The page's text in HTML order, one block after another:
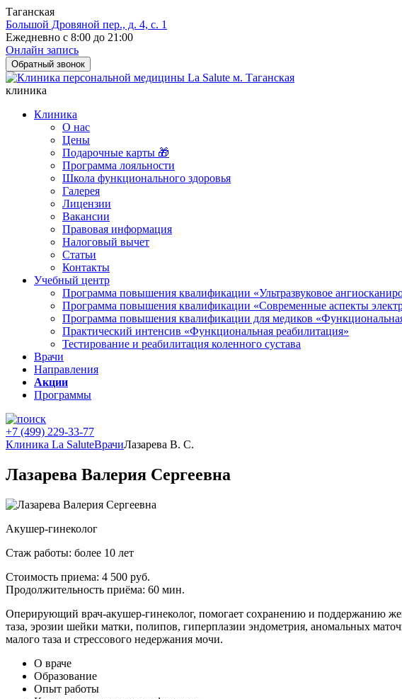
Таганская
Большой Дровяной пер., д. 4, с. 1
Ежедневно с 8:00 до 21:00
Онлайн запись
Обратный звонок
клиника
Клиника
О нас
Цены
Подарочные карты 🎁
Программа лояльности
Школа функционального здоровья
Галерея
Лицензии
Вакансии
Правовая информация
Налоговый вычет
Статьи
Контакты
Учебный центр
Программа повышения квалификации «Ультразвуковое
Программа повышения квалификации «Современные аспекты
Программа повышения квалификации для медиков
Практический интенсив «Функциональная реабилитация»
Тестирование и реабилитация коленного сустава
Врачи
Направления
Акции
Программы
+7 (499) 229-33-77
Клиника La SaluteВрачиЛазарева В. С.
Лазарева Валерия Сергеевна
Акушер-гинеколог
Стаж работы: более 10 лет
Стоимость приема: 4 500 руб.
Продолжительность приёма: 60 мин.
Оперирующий врач-акушер-гинеколог, помогает сохранению и поддержанию
таза, эрозии шейки матки, полипов, гиперплазии эндометрия, аномальных
малого таза и стрессового недержания мочи.
О враче
Образование
Опыт работы